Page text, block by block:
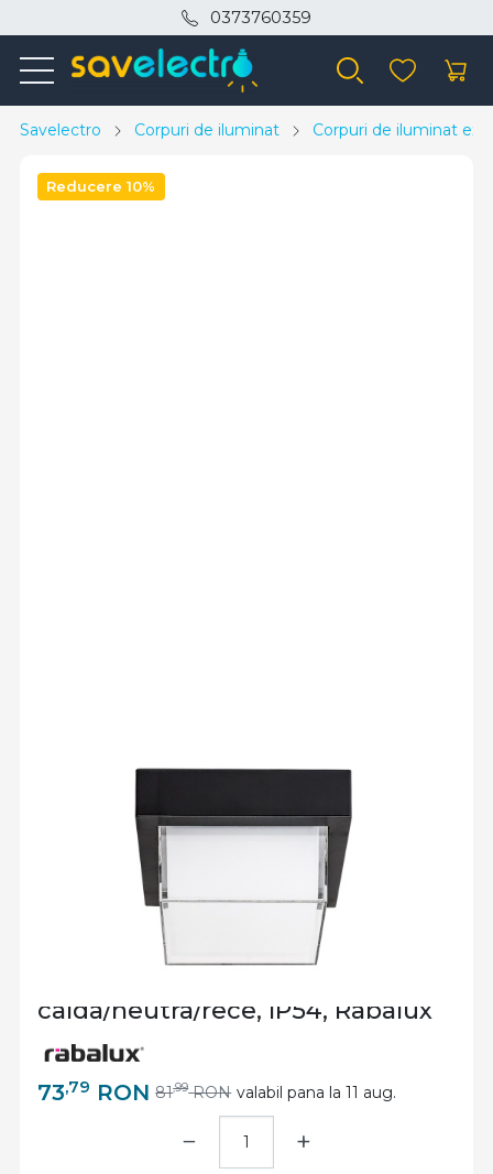
0373760359
Savelectro Corpuri de iluminat Corpuri de iluminat
Reducere 10%
Aplica patrata exterior LED
calda/neutra/rece, IP54, Rabalux
73,79 RON 81,99 RON valabil pana la 11 aug.
− +